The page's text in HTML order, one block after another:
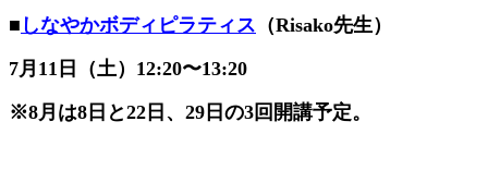
■ しなやかボディピラティス （Risako先生）
7月11日（土）12:20〜13:20
※8月は8日と22日、29日の3回開講予定。